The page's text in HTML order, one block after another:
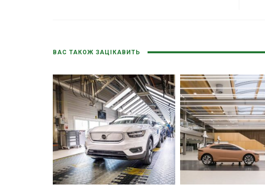
ВАС ТАКОЖ ЗАЦІКАВИТЬ